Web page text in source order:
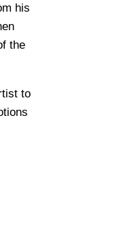
his
the
to